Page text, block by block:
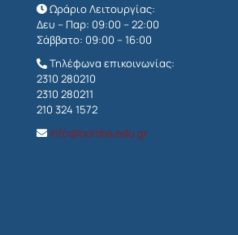
Ωράριο Λειτουργίας:
Δευ – Παρ: 09:00 – 22:00
Σάββατο: 09:00 – 16:00
Τηλέφωνα επικοινωνίας:
2310 280210
2310 280211
210 324 1572
info@bomba.edu.gr